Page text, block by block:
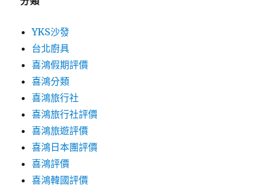
YKS沙發
台北廚具
喜鴻假期評價
喜鴻分類
喜鴻旅行社
喜鴻旅行社評價
喜鴻旅遊評價
喜鴻日本團評價
喜鴻評價
喜鴻韓國評價